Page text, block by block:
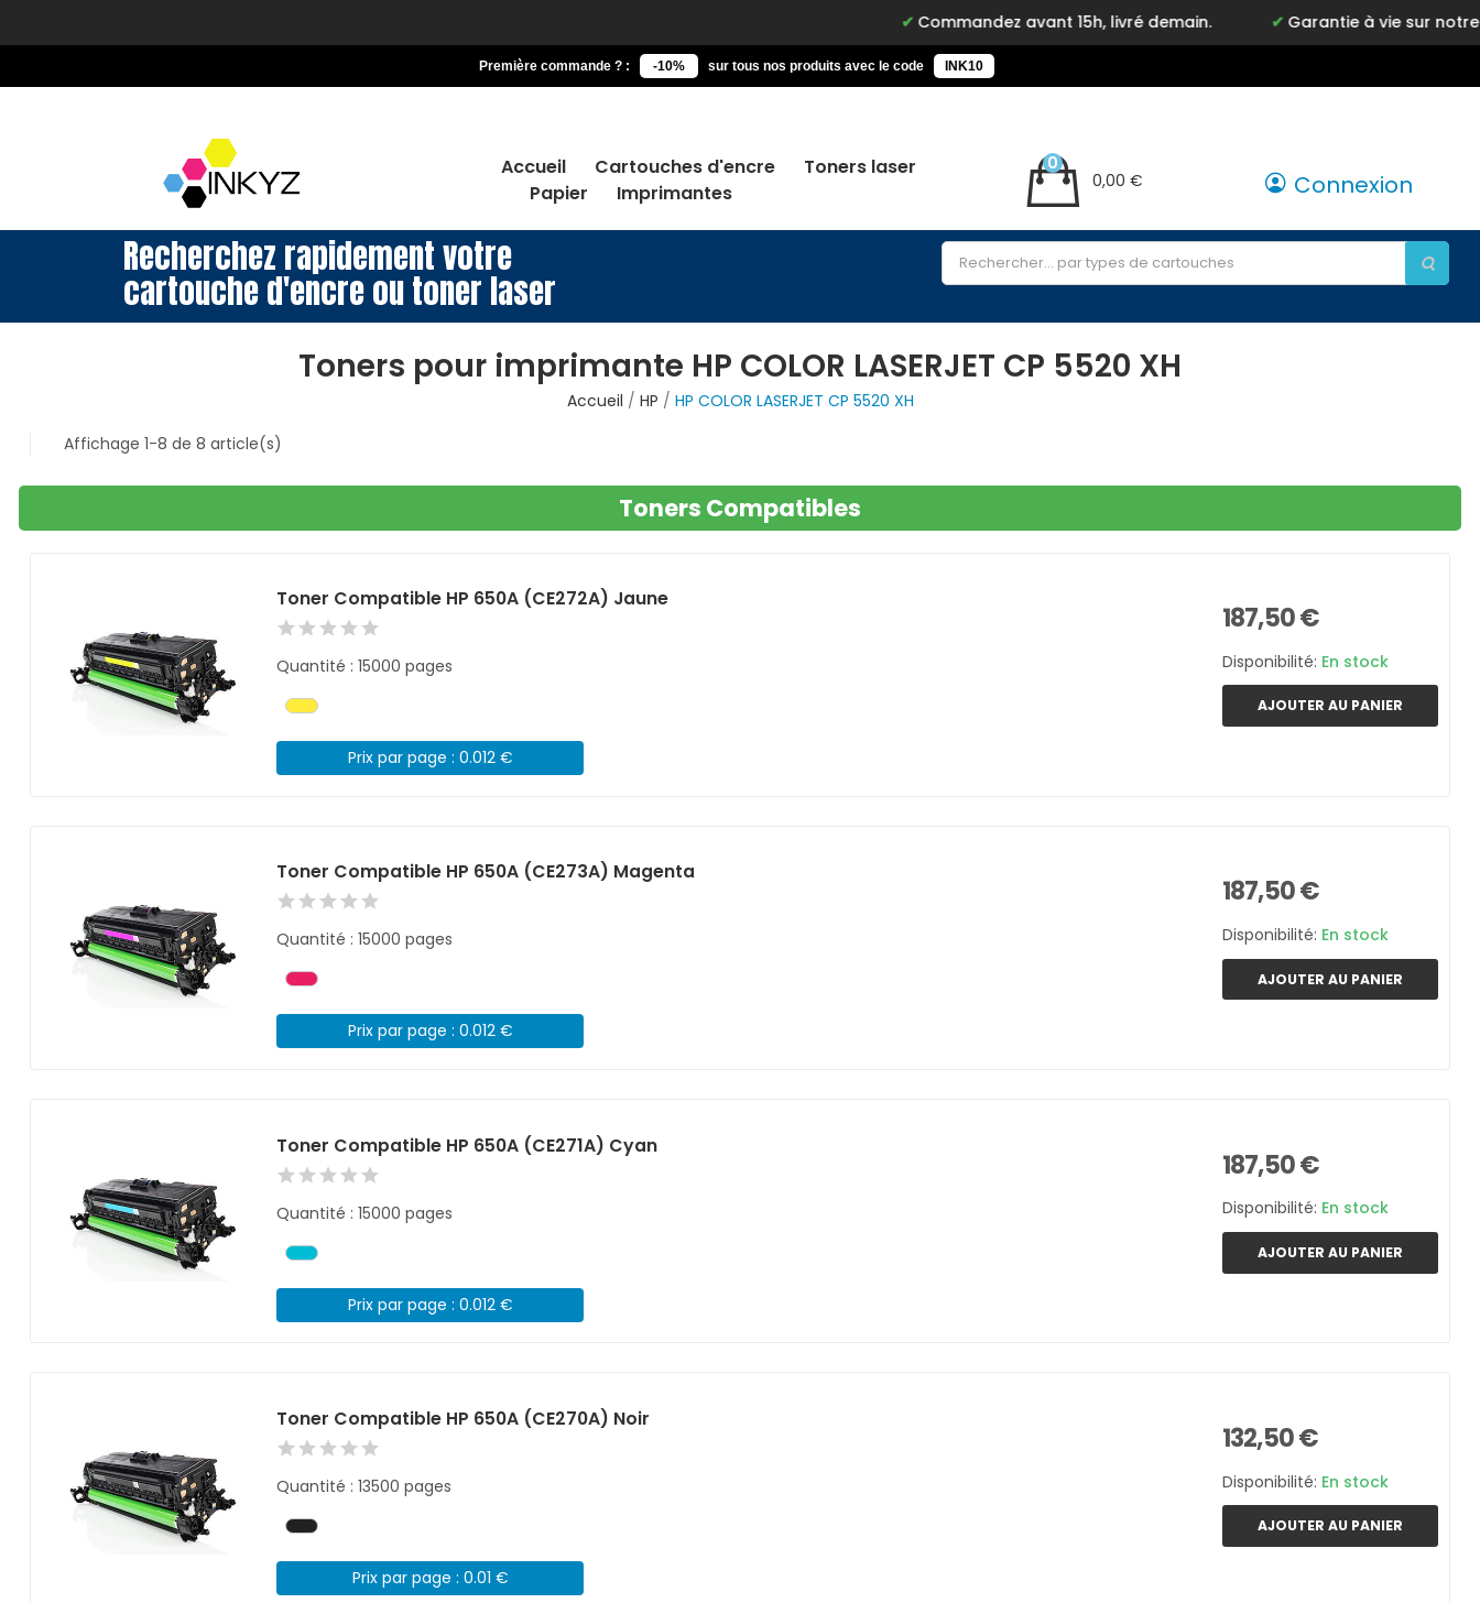
Commandez avant 15h, livré demain. Garantie à vie sur notre
Première commande ? : -10% sur tous nos produits avec le code INK10
Accueil Cartouches d'encre
Toners laser
Papier
Imprimantes
0,00 €
0
Connexion
Recherchez rapidement votre
cartouche d'encre ou toner laser
Toners pour imprimante HP COLOR LASERJET CP 5520 XH
Accueil HP
HP COLOR LASERJET CP 5520 XH
Affichage 1-8 de 8 article(s)
Toners Compatibles
Toner Compatible HP 650A (CE272A) Jaune
Quantité : 15000 pages
Prix par page : 0.012 €
187,50 €
Disponibilité: En stock
AJOUTER AU PANIER
Toner Compatible HP 650A (CE273A) Magenta
Quantité : 15000 pages
Prix par page : 0.012 €
187,50 €
Disponibilité: En stock
AJOUTER AU PANIER
Toner Compatible HP 650A (CE271A) Cyan
Quantité : 15000 pages
Prix par page : 0.012 €
187,50 €
Disponibilité: En stock
AJOUTER AU PANIER
Toner Compatible HP 650A (CE270A) Noir
Quantité : 13500 pages
Prix par page : 0.01 €
132,50 €
Disponibilité: En stock
AJOUTER AU PANIER